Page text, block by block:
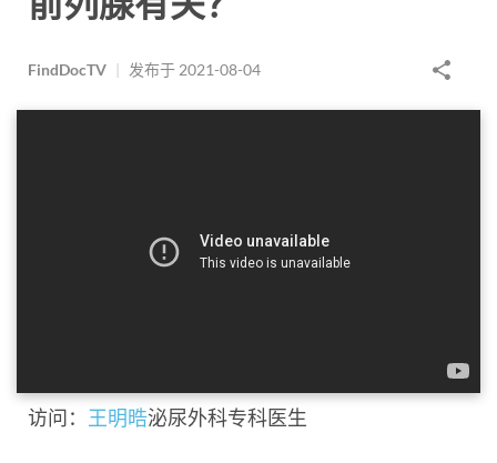
FindDocTV | 发布于 2021-08-04
访问： 王明晧泌尿外科专科医生